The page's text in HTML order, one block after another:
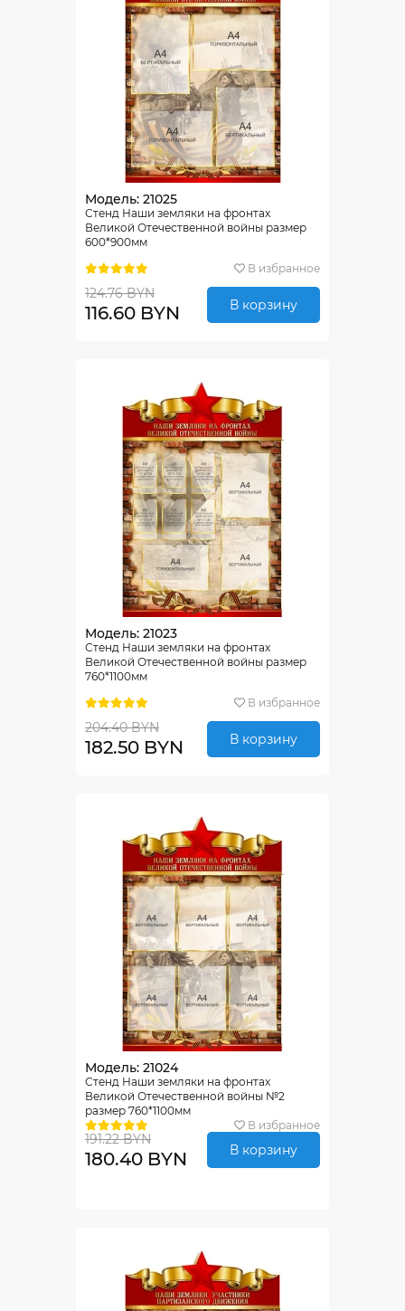
Модель: 21025
Стенд Наши земляки на фронтах
Великой Отечественной войны размер
600*900мм
В избранное
124.76 BYN
116.60 BYN В корзину
Модель: 21023
Стенд Наши земляки на фронтах
Великой Отечественной войны размер
760*1100мм
В избранное
204.40 BYN
182.50 BYN В корзину
Модель: 21024
Стенд Наши земляки на фронтах
Великой Отечественной войны №2
размер 760*1100мм
В избранное
191.22 BYN
180.40 BYN В корзину